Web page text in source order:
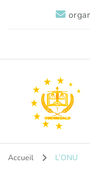
Accueil L’ONU